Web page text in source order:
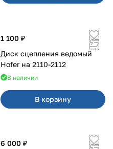
1 100 ₽
Диск сцепления ведомый
Hofer на 2110-2112
В наличии
В корзину
6 000 ₽